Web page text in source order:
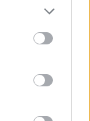
μου